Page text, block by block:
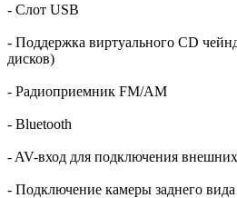
- Слот USB
- Поддержка виртуального CD
дисков)
- Радиоприемник FM/AM
- Bluetooth
- AV-вход для подключения
- Подключение камеры заднего вида